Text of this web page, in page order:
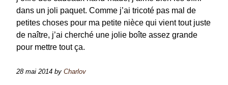
dans un joli paquet. Comme j’ai tricoté pas mal de
petites choses pour ma petite nièce qui vient tout juste
de naître, j’ai cherché une jolie boîte assez grande
pour mettre tout ça.
28 mai 2014 by Charlov